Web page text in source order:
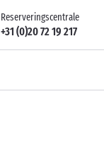
Reserveringscentrale
+31 (0)20 72 19 217